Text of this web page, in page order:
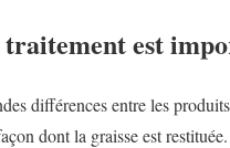
est
différences entre les
dont la graisse est restituée.